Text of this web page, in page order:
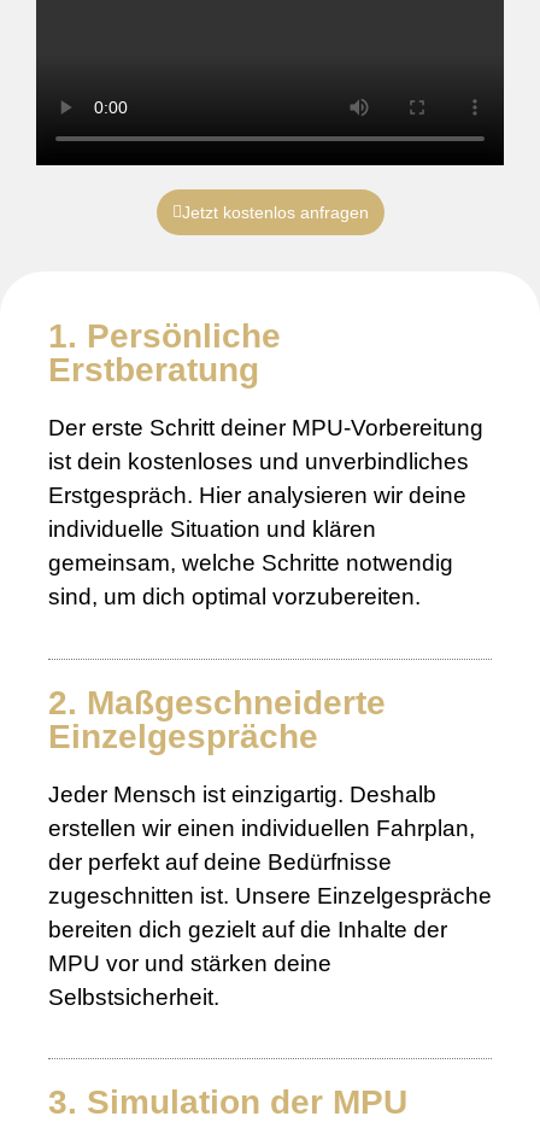
Jetzt kostenlos anfragen
1. Persönliche
Erstberatung
Der erste Schritt deiner MPU-Vorbereitung
ist dein kostenloses und unverbindliches
Erstgespräch. Hier analysieren wir deine
individuelle Situation und klären
gemeinsam, welche Schritte notwendig
sind, um dich optimal vorzubereiten.
2. Maßgeschneiderte
Einzelgespräche
Jeder Mensch ist einzigartig. Deshalb
erstellen wir einen individuellen Fahrplan,
der perfekt auf deine Bedürfnisse
zugeschnitten ist. Unsere Einzelgespräche
bereiten dich gezielt auf die Inhalte der
MPU vor und stärken deine
Selbstsicherheit.
3. Simulation der MPU